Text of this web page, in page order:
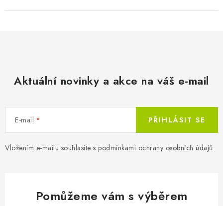
Aktuální novinky a akce na váš e-mail
E-mail
Vložením e-mailu souhlasíte s podmínkami ochrany osobních údajů
PŘIHLÁSIT SE
Pomůžeme vám s výběrem